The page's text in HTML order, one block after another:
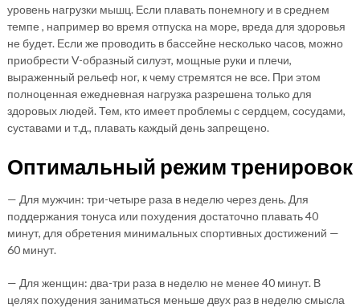
уровень нагрузки мышц. Если плавать понемногу и в среднем
темпе , например во время отпуска на море, вреда для здоровья
не будет. Если же проводить в бассейне несколько часов, можно
приобрести V-образный силуэт, мощные руки и плечи,
выраженный рельеф ног, к чему стремятся не все. При этом
полноценная ежедневная нагрузка разрешена только для
здоровых людей. Тем, кто имеет проблемы с сердцем, сосудами,
суставами и т.д., плавать каждый день запрещено.
Оптимальный режим тренировок
— Для мужчин: три-четыре раза в неделю через день. Для
поддержания тонуса или похудения достаточно плавать 40
минут, для обретения минимальных спортивных достижений —
60 минут.
— Для женщин: два-три раза в неделю не менее 40 минут. В
целях похудения заниматься меньше двух раз в неделю смысла